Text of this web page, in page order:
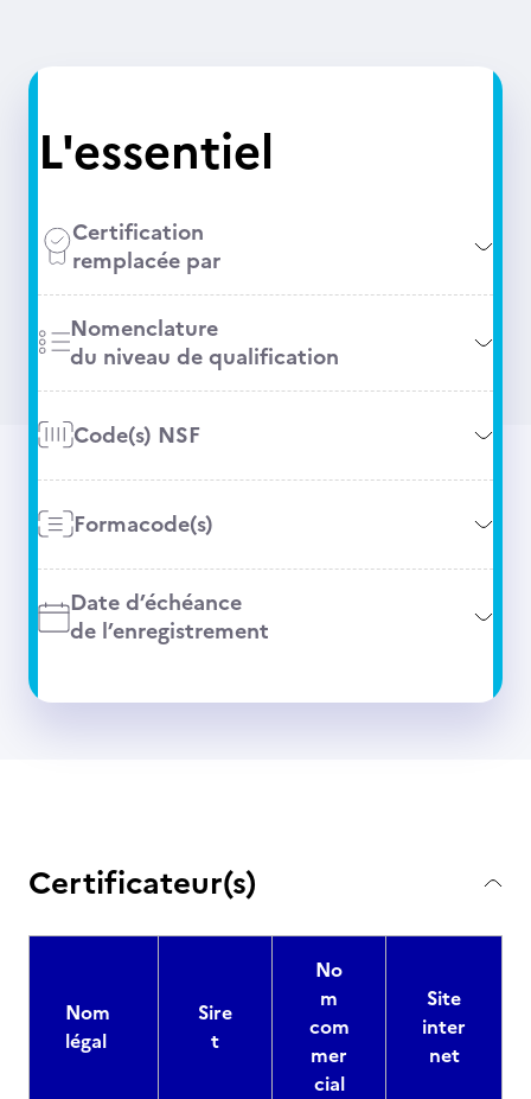
L'essentiel
Certification
remplacée par
Nomenclature
du niveau de qualification
Code(s) NSF
Formacode(s)
Date d’échéance
de l’enregistrement
Certificateur(s)
Nom
légal
Sire
t
No
m
com
mer
cial
Site
inter
net